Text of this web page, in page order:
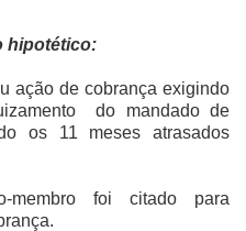
hipotético:
ação de cobrança exigindo
do mandado de
os 11 meses atrasados
membro foi citado para